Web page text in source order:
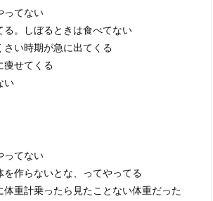
ってない
る。しぼるときは食べてない
さい時期が急に出てくる
痩せてくる
い
ってない
を作らないとな、ってやってる
体重計乗ったら見たことない体重だった